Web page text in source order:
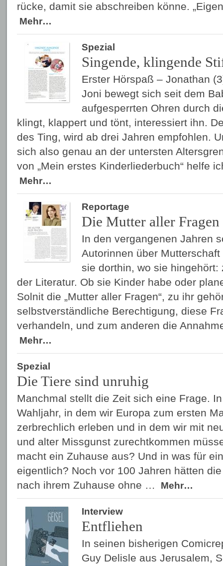
rücke, damit sie abschreiben könne.
Mehr…
Spezial
Singende, klingende
Erster Hörspaß – Jonathan
Joni bewegt sich seit dem
aufgesperrten Ohren durch
klingt, klappert und tönt, interessiert ihn.
des Ting, wird ab drei Jahren empfohlen.
sich also genau an der untersten
von „Mein erstes Kinderliederbuch“ helfe
Mehr…
Reportage
Die Mutter aller Fragen
In den vergangenen Jahren
Autorinnen über
sie dorthin, wo sie
der Literatur. Ob sie Kinder habe oder
Solnit die „Mutter aller Fragen“, zu ihr
selbstverständliche Berechtigung, diese
verhandeln, und zum anderen die
Mehr…
Spezial
Die Tiere sind unruhig
Manchmal stellt die Zeit sich eine Frage.
Wahljahr, in dem wir Europa zum ersten
zerbrechlich erleben und in dem wir mit
und alter Missgunst zurechtkommen
macht ein Zuhause aus? Und in was für
eigentlich? Noch vor 100 Jahren hätten
nach ihrem Zuhause ohne …
Mehr…
Interview
Entfliehen
In seinen bisherigen
Guy Delisle aus Jerusalem,